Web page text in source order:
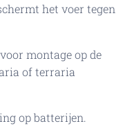
het voer tegen
montage op de
of terraria
op batterijen.